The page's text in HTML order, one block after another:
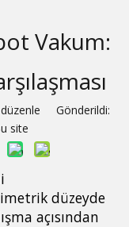
Vakum:
Gönderildi:
site
düzeyde
açısından